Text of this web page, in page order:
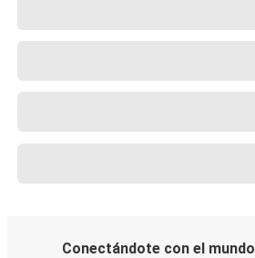
Conectándote con el mundo